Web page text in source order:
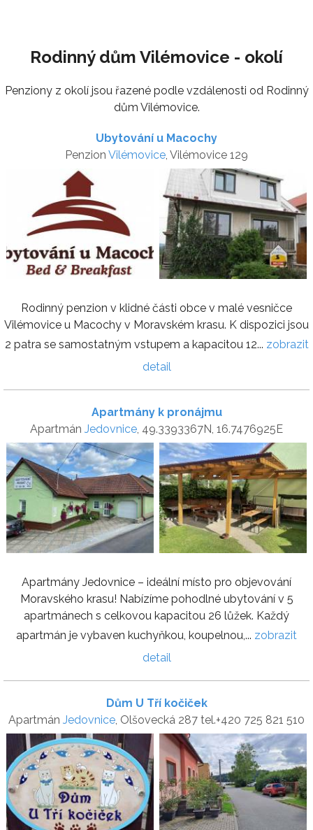
Rodinný dům Vilémovice - okolí
Penziony z okolí jsou řazené podle vzdálenosti od Rodinný
dům Vilémovice.
Ubytování u Macochy
Penzion Vilémovice , Vilémovice 129
Rodinný penzion v klidné části obce v malé vesničce
Vilémovice u Macochy v Moravském krasu. K dispozici jsou
2 patra se samostatným vstupem a kapacitou 12... zobrazit
detail
Apartmány k pronájmu
Apartmán Jedovnice , 49.3393367N, 16.7476925E
Apartmány Jedovnice – ideální místo pro objevování
Moravského krasu! Nabízíme pohodlné ubytování v 5
apartmánech s celkovou kapacitou 26 lůžek. Každý
apartmán je vybaven kuchyňkou, koupelnou,... zobrazit
detail
Dům U Tří kočiček
Apartmán Jedovnice, Olšovecká 287 tel.+420 725 821 510